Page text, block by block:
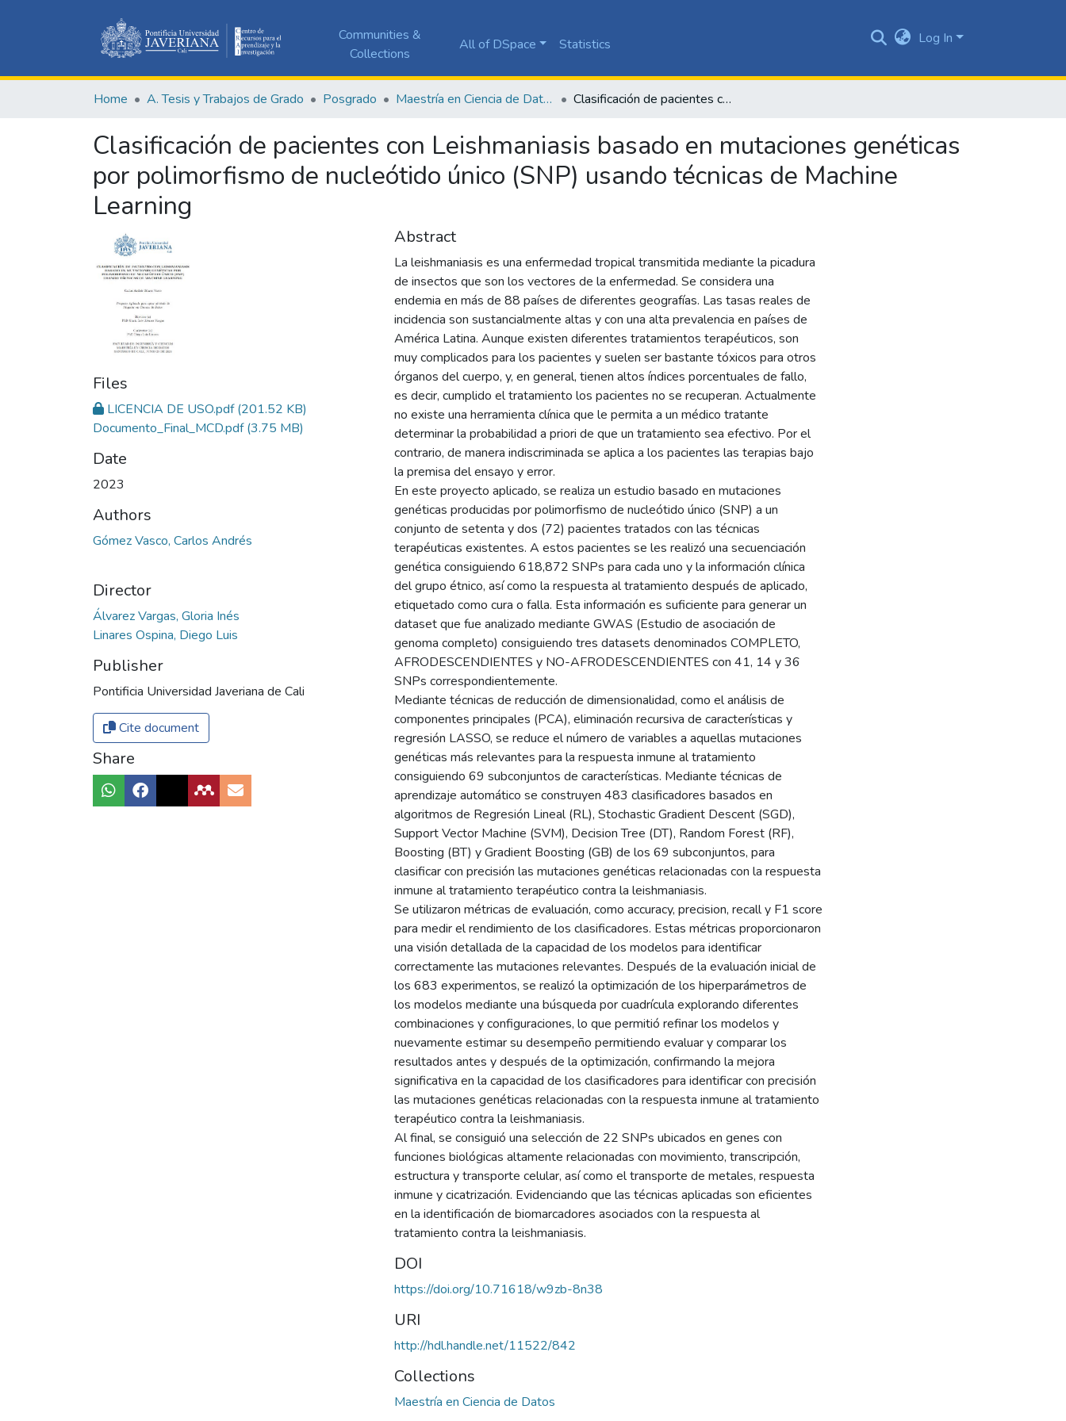
Communities &
Collections
All of DSpace Statistics Log In
Home A. Tesis y Trabajos de Grado Posgrado Maestría en Ciencia de Datos Clasificación de pacientes con Leishmaniasis basado en mutaciones genéticas por polimorfismo de nucleótido único (SNP) usando técnicas de Machine Learning
Clasificación de pacientes con Leishmaniasis basado en mutaciones genéticas
por polimorfismo de nucleótido único (SNP) usando técnicas de Machine
Learning
Files
LICENCIA DE USO.pdf(201.52 KB)
Documento_Final_MCD.pdf(3.75 MB)
Date
2023
Authors
Gómez Vasco, Carlos Andrés
Director
Álvarez Vargas, Gloria Inés
Linares Ospina, Diego Luis
Publisher
Pontificia Universidad Javeriana de Cali
Cite document
Share
Abstract
La leishmaniasis es una enfermedad tropical transmitida mediante la picadura
de insectos que son los vectores de la enfermedad. Se considera una
endemia en más de 88 países de diferentes geografías. Las tasas reales de
incidencia son sustancialmente altas y con una alta prevalencia en países de
América Latina. Aunque existen diferentes tratamientos terapéuticos, son
muy complicados para los pacientes y suelen ser bastante tóxicos para otros
órganos del cuerpo, y, en general, tienen altos índices porcentuales de fallo,
es decir, cumplido el tratamiento los pacientes no se recuperan. Actualmente
no existe una herramienta clínica que le permita a un médico tratante
determinar la probabilidad a priori de que un tratamiento sea efectivo. Por el
contrario, de manera indiscriminada se aplica a los pacientes las terapias bajo
la premisa del ensayo y error.
En este proyecto aplicado, se realiza un estudio basado en mutaciones
genéticas producidas por polimorfismo de nucleótido único (SNP) a un
conjunto de setenta y dos (72) pacientes tratados con las técnicas
terapéuticas existentes. A estos pacientes se les realizó una secuenciación
genética consiguiendo 618,872 SNPs para cada uno y la información clínica
del grupo étnico, así como la respuesta al tratamiento después de aplicado,
etiquetado como cura o falla. Esta información es suficiente para generar un
dataset que fue analizado mediante GWAS (Estudio de asociación de
genoma completo) consiguiendo tres datasets denominados COMPLETO,
AFRODESCENDIENTES y NO-AFRODESCENDIENTES con 41, 14 y 36
SNPs correspondientemente.
Mediante técnicas de reducción de dimensionalidad, como el análisis de
componentes principales (PCA), eliminación recursiva de características y
regresión LASSO, se reduce el número de variables a aquellas mutaciones
genéticas más relevantes para la respuesta inmune al tratamiento
consiguiendo 69 subconjuntos de características. Mediante técnicas de
aprendizaje automático se construyen 483 clasificadores basados en
algoritmos de Regresión Lineal (RL), Stochastic Gradient Descent (SGD),
Support Vector Machine (SVM), Decision Tree (DT), Random Forest (RF),
Boosting (BT) y Gradient Boosting (GB) de los 69 subconjuntos, para
clasificar con precisión las mutaciones genéticas relacionadas con la respuesta
inmune al tratamiento terapéutico contra la leishmaniasis.
Se utilizaron métricas de evaluación, como accuracy, precision, recall y F1 score
para medir el rendimiento de los clasificadores. Estas métricas proporcionaron
una visión detallada de la capacidad de los modelos para identificar
correctamente las mutaciones relevantes. Después de la evaluación inicial de
los 683 experimentos, se realizó la optimización de los hiperparámetros de
los modelos mediante una búsqueda por cuadrícula explorando diferentes
combinaciones y configuraciones, lo que permitió refinar los modelos y
nuevamente estimar su desempeño permitiendo evaluar y comparar los
resultados antes y después de la optimización, confirmando la mejora
significativa en la capacidad de los clasificadores para identificar con precisión
las mutaciones genéticas relacionadas con la respuesta inmune al tratamiento
terapéutico contra la leishmaniasis.
Al final, se consiguió una selección de 22 SNPs ubicados en genes con
funciones biológicas altamente relacionadas con movimiento, transcripción,
estructura y transporte celular, así como el transporte de metales, respuesta
inmune y cicatrización. Evidenciando que las técnicas aplicadas son eficientes
en la identificación de biomarcadores asociados con la respuesta al
tratamiento contra la leishmaniasis.
DOI
https://doi.org/10.71618/w9zb-8n38
URI
http://hdl.handle.net/11522/842
Collections
Maestría en Ciencia de Datos